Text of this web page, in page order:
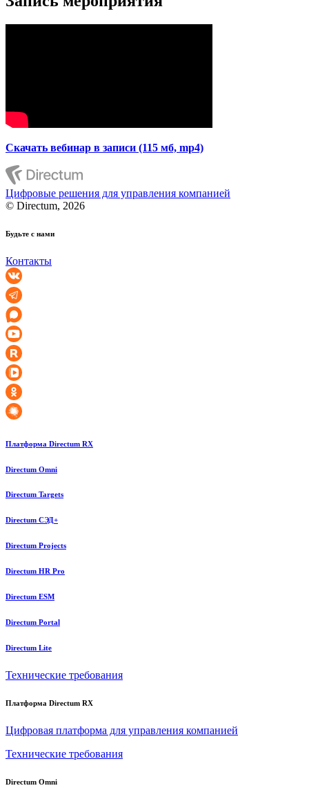
Скачать вебинар в записи (115 мб, mp4)
Цифровые решения для управления компанией
© Directum, 2026
Будьте с нами
Контакты
Платформа Directum RX
Directum Omni
Directum Targets
Directum СЭД+
Directum Projects
Directum HR Pro
Directum ESM
Directum Portal
Directum Lite
Технические требования
Платформа Directum RX
Цифровая платформа для управления компанией
Технические требования
Directum Omni